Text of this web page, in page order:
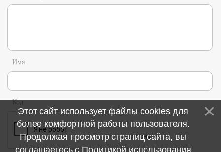
Имя
Код
Этот сайт использует файлы cookies для
более комфортной работы пользователя.
Продолжая просмотр страниц сайта, вы
соглашаетесь с Политикой использования